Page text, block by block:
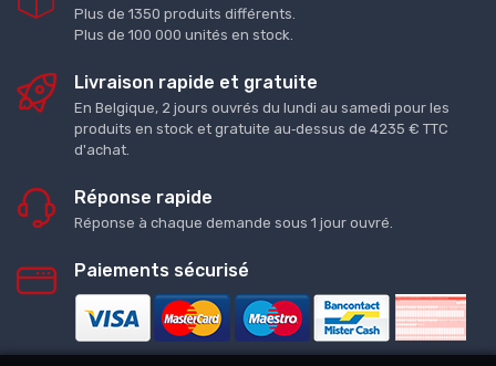
Plus de 1350 produits différents.
Plus de 100 000 unités en stock.
Livraison rapide et gratuite
En Belgique, 2 jours ouvrés du lundi au samedi pour les
produits en stock et gratuite au‑dessus de 4235 € TTC
d'achat.
Réponse rapide
Réponse à chaque demande sous 1 jour ouvré.
Paiements sécurisé